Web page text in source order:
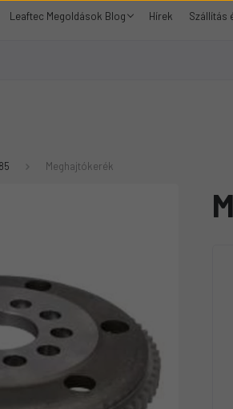
Leaftec Megoldások Blog Hírek Szállítás
Meghajtókerék